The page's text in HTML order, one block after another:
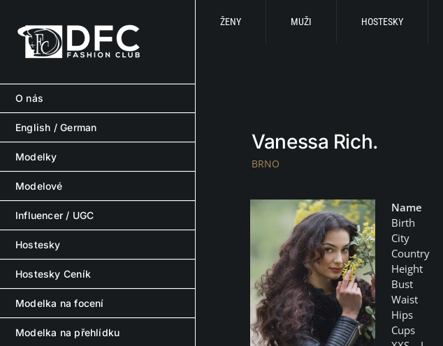
ŽENY MUŽI HOSTESKY
content
O nás
English / German
Modelky
Modelové
Influencer / UGC
Hostesky
Hostesky Ceník
Modelka na focení
Modelka na přehlídku
Vanessa Rich.
BRNO
Name
Birth
City
Country
Height
Bust
Waist
Hips
Cups